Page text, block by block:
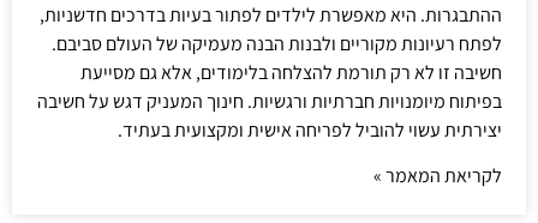
ההתבגרות. היא מאפשרת לילדים לפתור בעיות בדרכים חדשניות,
לפתח רעיונות מקוריים ולבנות הבנה מעמיקה של העולם סביבם.
חשיבה זו לא רק תורמת להצלחה בלימודים, אלא גם מסייעת
בפיתוח מיומנויות חברתיות ורגשיות. חינוך המעניק דגש על חשיבה
יצירתית עשוי להוביל לפריחה אישית ומקצועית בעתיד.
לקריאת המאמר »